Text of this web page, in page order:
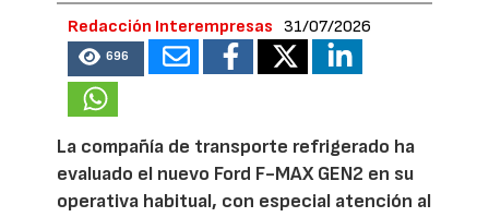
Redacción Interempresas 31/07/2026
696
La compañía de transporte refrigerado ha
evaluado el nuevo Ford F-MAX GEN2 en su
operativa habitual, con especial atención al